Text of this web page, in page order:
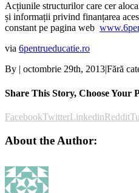
Acțiunile structurilor care cer
și informații privind finanțarea
constant pe pagina web
via 6pentrueducatie.ro
By | octombrie 29th, 2013|Fără
Share This Story, Choose Your
FacebookTwitterLinkedinReddit
About the Author: